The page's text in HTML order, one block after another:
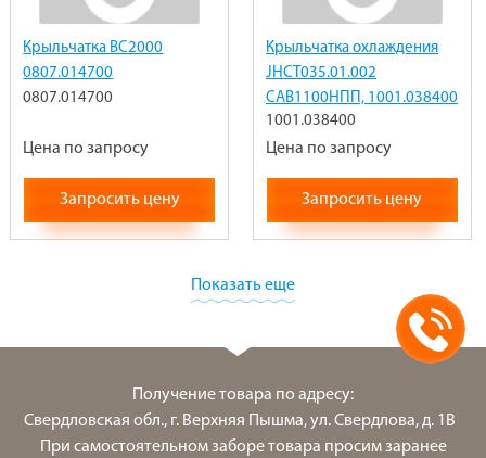
Крыльчатка ВС2000
0807.014700
0807.014700
Цена по запросу
Запросить цену
Крыльчатка охлаждения
JHCT035.01.002
САВ1100НПП, 1001.038400
1001.038400
Цена по запросу
Запросить цену
Показать еще
Получение товара по адресу:
Свердловская обл., г. Верхняя Пышма, ул. Свердлова, д. 1В
При самостоятельном заборе товара просим заранее